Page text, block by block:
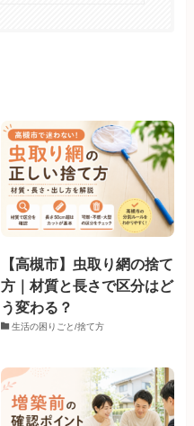
【高槻市】虫取り網の捨て
方｜材質と長さで区分はど
う変わる？
生活の困りごと/捨て方